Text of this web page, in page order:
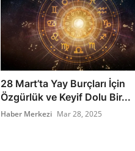
28 Mart’ta Yay Burçları İçin
Özgürlük ve Keyif Dolu Bir...
Haber Merkezi Mar 28, 2025